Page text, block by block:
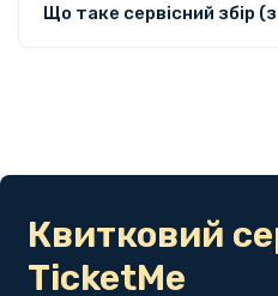
Що таке сервісний збір
Квитковий
TicketMe